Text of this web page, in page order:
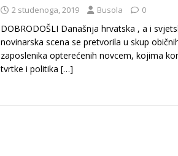
2 studenoga, 2019 Busola 0
DOBRODOŠLI Današnja hrvatska , a i
novinarska scena se pretvorila u skup
zaposlenika opterećenih novcem, kojima
tvrtke i politika […]